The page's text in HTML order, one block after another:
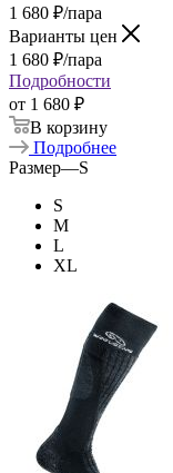
1 680 ₽/пара
Варианты цен
1 680 ₽/пара
Подробности
от 1 680 ₽
В корзину
Подробнее
Размер—S
S
M
L
XL